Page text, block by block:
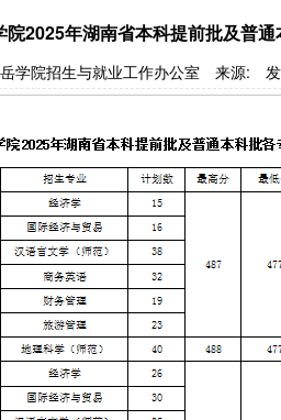
2025年湖南省本科提前批及普
学院招生与就业工作办公室 来源: